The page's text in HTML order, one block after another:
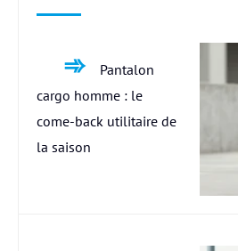
Pantalon
cargo homme : le
come-back utilitaire de
la saison